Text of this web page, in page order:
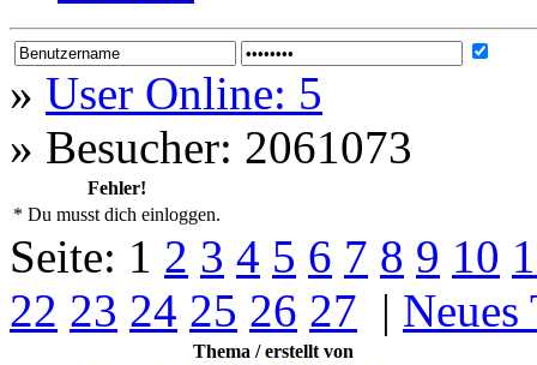
» User Online: 5
» Besucher: 2061073
Fehler!
* Du musst dich einloggen.
Seite: 1 2 3 4 5 6 7 8 9 10
22 23 24 25 26 27 | Neues
Thema / erstellt von